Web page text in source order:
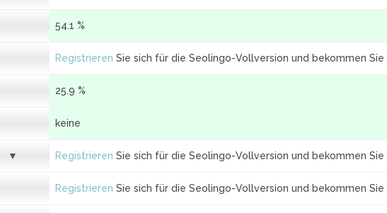
54.1 %
Registrieren Sie sich für die Seolingo-Vollversion und bekommen Sie
25.9 %
keine
Registrieren Sie sich für die Seolingo-Vollversion und bekommen Sie
Registrieren Sie sich für die Seolingo-Vollversion und bekommen Sie